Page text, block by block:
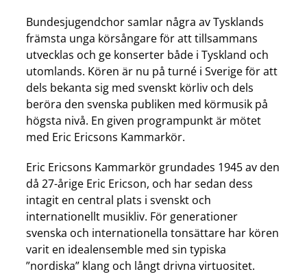
Bundesjugendchor samlar några av Tysklands
främsta unga körsångare för att tillsammans
utvecklas och ge konserter både i Tyskland och
utomlands. Kören är nu på turné i Sverige för att
dels bekanta sig med svenskt körliv och dels
beröra den svenska publiken med körmusik på
högsta nivå. En given programpunkt är mötet
med Eric Ericsons Kammarkör.
Eric Ericsons Kammarkör grundades 1945 av den
då 27-årige Eric Ericson, och har sedan dess
intagit en central plats i svenskt och
internationellt musikliv. För generationer
svenska och internationella tonsättare har kören
varit en idealensemble med sin typiska
”nordiska” klang och långt drivna virtuositet.